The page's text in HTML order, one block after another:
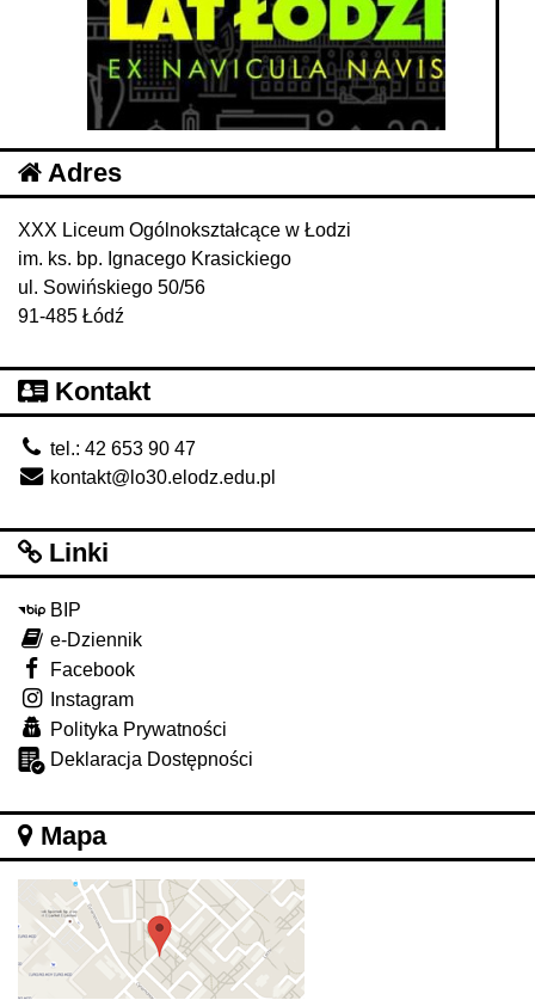
Adres
XXX Liceum Ogólnokształcące w Łodzi
im. ks. bp. Ignacego Krasickiego
ul. Sowińskiego 50/56
91-485 Łódź
Kontakt
tel.: 42 653 90 47
kontakt@lo30.elodz.edu.pl
Linki
BIP
e-Dziennik
Facebook
Instagram
Polityka Prywatności
Deklaracja Dostępności
Mapa